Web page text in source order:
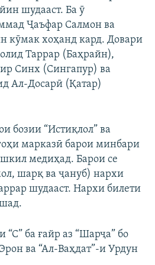
шудааст. Ба ӯ
Ҷаъфар Салмон ва
кӯмак хоҳанд кард. Довари
Таррар (Баҳрайн),
Синх (Сингапур) ва
Ал-Досарӣ (Қатар)
бозии “Истиқлол” ва
марказӣ барои минбари
медиҳад. Барои се
шарқ ва ҷануб) нархи
шудааст. Нархи билети
“С” ба ғайр аз “Шарҷа” бо
ва “Ал-Ваҳдат”-и Урдун